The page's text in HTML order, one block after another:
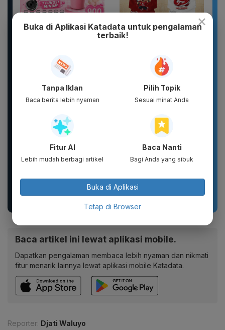
900ML Coffee...
New 2026 Pamelo.id
2026 Katun...
DIKIRIM 2 BOTOL
PARFUM WANITA
PARFUM PRIA WANGI
TAHAN...
Sandal Pria Wanita
Slip Cepat Kering Anti...
Baca artikel ini lewat aplikasi mobile.
Dapatkan pengalaman membaca lebih nyaman dan nikmati
fitur menarik lainnya lewat aplikasi mobile Katadata.
Reporter: Djati Waluyo
×
Buka di Aplikasi Katadata untuk pengalaman
terbaik!
Tanpa Iklan
Baca berita lebih nyaman
Pilih Topik
Sesuai minat Anda
Fitur AI
Lebih mudah berbagi artikel
Baca Nanti
Bagi Anda yang sibuk
Buka di Aplikasi
Tetap di Browser